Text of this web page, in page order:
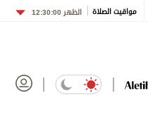
مواقيت الصلاة الظهر 12:30:00